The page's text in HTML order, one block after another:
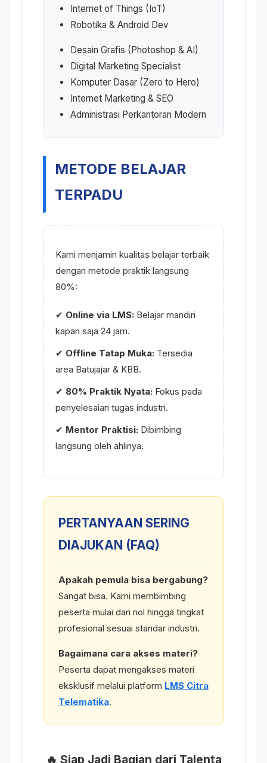
Internet of Things (IoT)
Robotika & Android Dev
Desain Grafis (Photoshop & AI)
Digital Marketing Specialist
Komputer Dasar (Zero to Hero)
Internet Marketing & SEO
Administrasi Perkantoran Modern
METODE BELAJAR
TERPADU
Kami menjamin kualitas belajar terbaik
dengan metode praktik langsung
80%:
✔ Online via LMS: Belajar mandiri
kapan saja 24 jam.
✔ Offline Tatap Muka: Tersedia
area Batujajar & KBB.
✔ 80% Praktik Nyata: Fokus pada
penyelesaian tugas industri.
✔ Mentor Praktisi: Dibimbing
langsung oleh ahlinya.
PERTANYAAN SERING
DIAJUKAN (FAQ)
Apakah pemula bisa bergabung?
Sangat bisa. Kami membimbing
peserta mulai dari nol hingga tingkat
profesional sesuai standar industri.
Bagaimana cara akses materi?
Peserta dapat mengakses materi
eksklusif melalui platform LMS Citra
Telematika.
🔥 Siap Jadi Bagian dari Talenta